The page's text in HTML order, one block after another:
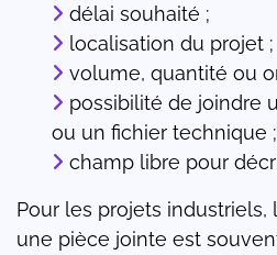
délai souhaité ;
localisation du projet ;
volume, quantité ou
possibilité de joindre
ou un fichier technique ;
champ libre pour
Pour les projets industriels,
une pièce jointe est